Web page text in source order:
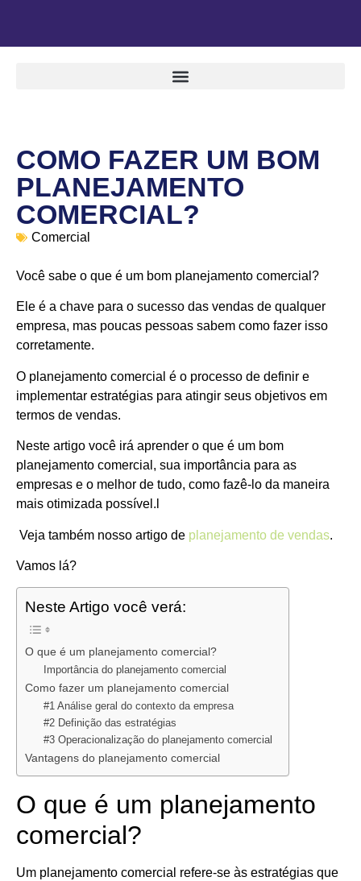
COMO FAZER UM BOM
PLANEJAMENTO
COMERCIAL?
Comercial
Você sabe o que é um bom planejamento comercial?
Ele é a chave para o sucesso das vendas de qualquer
empresa, mas poucas pessoas sabem como fazer isso
corretamente.
O planejamento comercial é o processo de definir e
implementar estratégias para atingir seus objetivos em
termos de vendas.
Neste artigo você irá aprender o que é um bom
planejamento comercial, sua importância para as
empresas e o melhor de tudo, como fazê-lo da maneira
mais otimizada possível.l
Veja também nosso artigo de planejamento de vendas.
Vamos lá?
Neste Artigo você verá:
O que é um planejamento comercial?
Importância do planejamento comercial
Como fazer um planejamento comercial
#1 Análise geral do contexto da empresa
#2 Definição das estratégias
#3 Operacionalização do planejamento comercial
Vantagens do planejamento comercial
O que é um planejamento
comercial?
Um planejamento comercial refere-se às estratégias que